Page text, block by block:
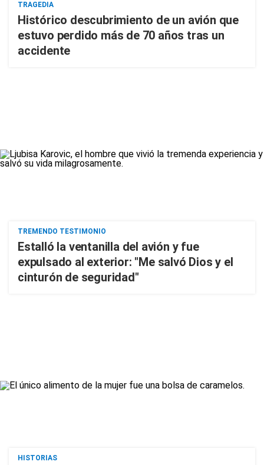
TRAGEDIA
Histórico descubrimiento de un avión que
estuvo perdido más de 70 años tras un
accidente
TREMENDO TESTIMONIO
Estalló la ventanilla del avión y fue
expulsado al exterior: "Me salvó Dios y el
cinturón de seguridad"
HISTORIAS